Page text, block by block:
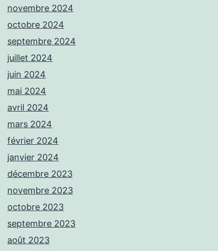
novembre 2024
octobre 2024
septembre 2024
juillet 2024
juin 2024
mai 2024
avril 2024
mars 2024
février 2024
janvier 2024
décembre 2023
novembre 2023
octobre 2023
septembre 2023
août 2023